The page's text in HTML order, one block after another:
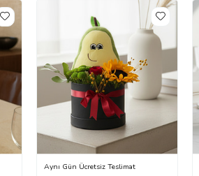
Aynı Gün Ücretsiz Teslimat